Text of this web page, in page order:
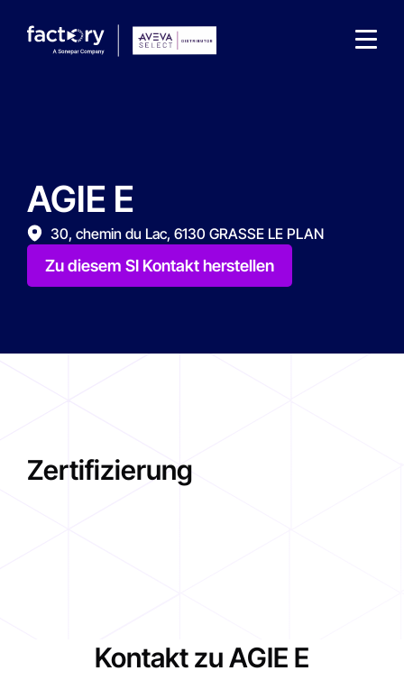
Wonach suchst du ?
AGIE E
30, chemin du Lac, 6130 GRASSE LE PLAN
Zu diesem SI Kontakt herstellen
Zertifizierung
Kontakt zu AGIE E